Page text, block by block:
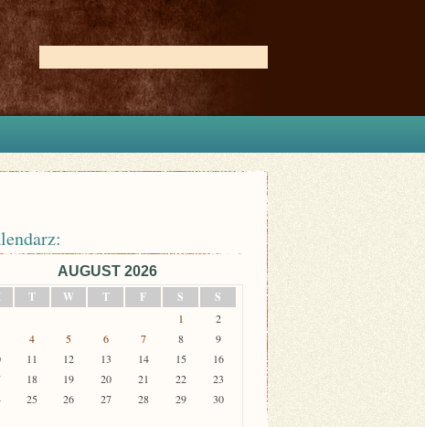
AUGUST 2026
T W T F S S
1
2
4 5 6 7 8
9
11 12 13 14 15
16
18 19 20 21 22
23
25 26 27 28 29
30